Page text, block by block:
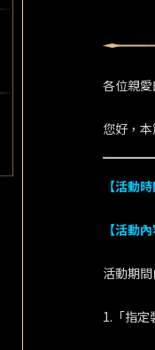
各位親
您好，
【活動
【活動
活動期
1.「指定